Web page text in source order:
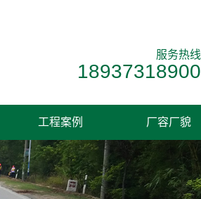
服务热线
18937318900
工程案例 厂容厂貌